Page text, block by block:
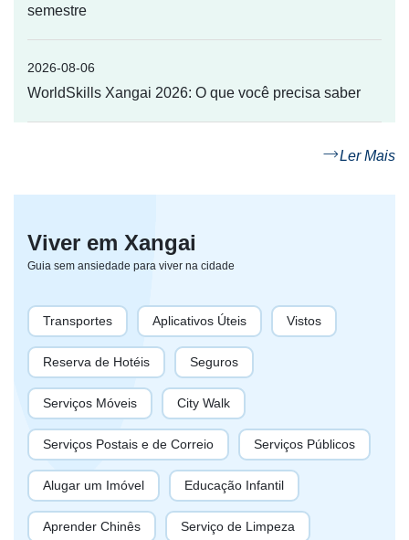
semestre
2026-08-06
WorldSkills Xangai 2026: O que você precisa saber
Ler Mais
Viver em Xangai
Guia sem ansiedade para viver na cidade
Transportes Aplicativos Úteis Vistos
Reserva de Hotéis Seguros
Serviços Móveis City Walk
Serviços Postais e de Correio Serviços Públicos
Alugar um Imóvel Educação Infantil
Aprender Chinês Serviço de Limpeza